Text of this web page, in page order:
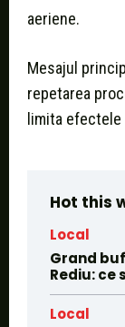
aeriene.
Mesajul
repetarea
limita
Hot this
Local
Grand
Rediu: ce
Local